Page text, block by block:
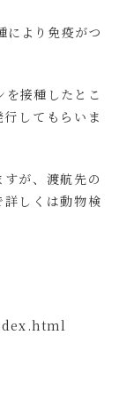
により免疫がつ
接種したとこ
してもらいま
が、渡航先の
しくは動物検